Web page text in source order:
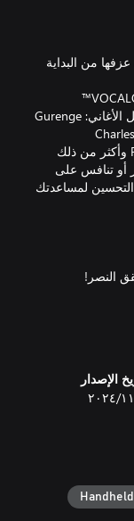
من البداية
تتوفر 76 أغنية من أنواع متعددة مثل: الأنمي وVOCALOID™
وموسيقى اللعبة والأغاني الرائجة في اللعبة! تشمل الأغاني: Gurenge
وMy Neighbor Totoro - Ending Theme Song وCharles
وMEGALOVANIA وInto The Night وFeel Special وأكثر من ذلك
أو تنافس على
لمساعدتك
العالم في وضع
الإصدار
Handheld